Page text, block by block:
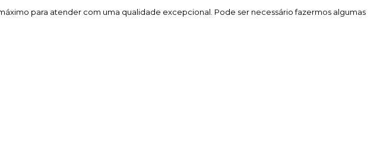
para atender com uma qualidade excepcional. Pode ser necessário fazermos algumas